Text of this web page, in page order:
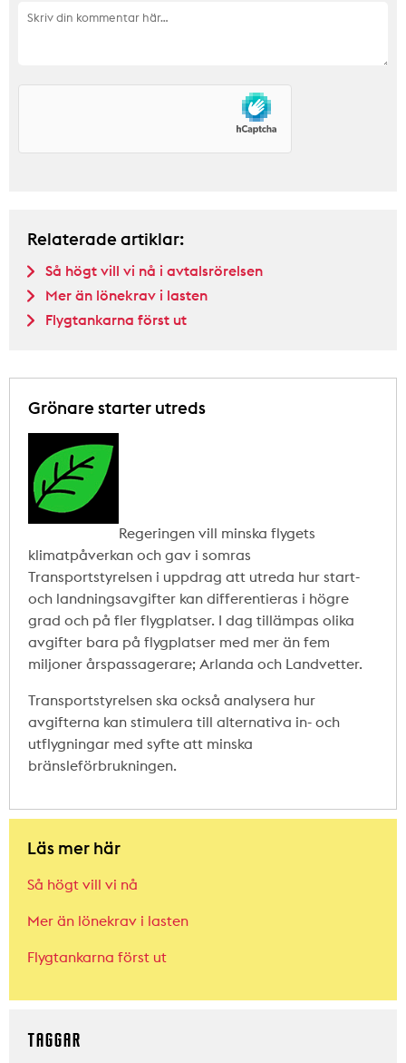
Relaterade artiklar:
Så högt vill vi nå i avtalsrörelsen
Mer än lönekrav i lasten
Flygtankarna först ut
Grönare starter utreds
Regeringen vill minska flygets
klimatpåverkan och gav i somras
Transportstyrelsen i uppdrag att utreda hur start-
och landningsavgifter kan differentieras i högre
grad och på fler flygplatser. I dag tillämpas olika
avgifter bara på flygplatser med mer än fem
miljoner årspassagerare; Arlanda och Landvetter.
Transportstyrelsen ska också analysera hur
avgifterna kan stimulera till alternativa in- och
utflygningar med syfte att minska
bränsleförbrukningen.
Läs mer här
Så högt vill vi nå
Mer än lönekrav i lasten
Flygtankarna först ut
TAGGAR